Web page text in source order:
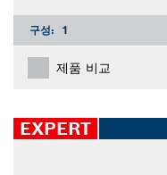
구성: 1
제품 비교
EXPERT